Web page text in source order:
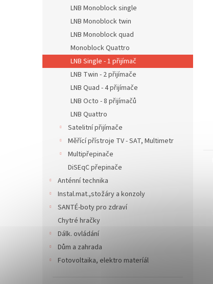
LNB Monoblock single
LNB Monoblock twin
LNB Monoblock quad
Monoblock Quattro
LNB Single - 1 přijímač
LNB Twin - 2 přijímače
LNB Quad - 4 přijímače
LNB Octo - 8 přijímačů
LNB Quattro
Satelitní přijímače
Měřící přístroje TV - SAT, Multimetr
Multipřepinače
DiSEqC přepinače
Anténní technika
Instal.mat.,stožáry a konzoly
SANTÉ-boty pro zdraví
Chytré hračky
Dálk. ovládání
Dům a zahrada
Fotovoltaika, elektro materíál